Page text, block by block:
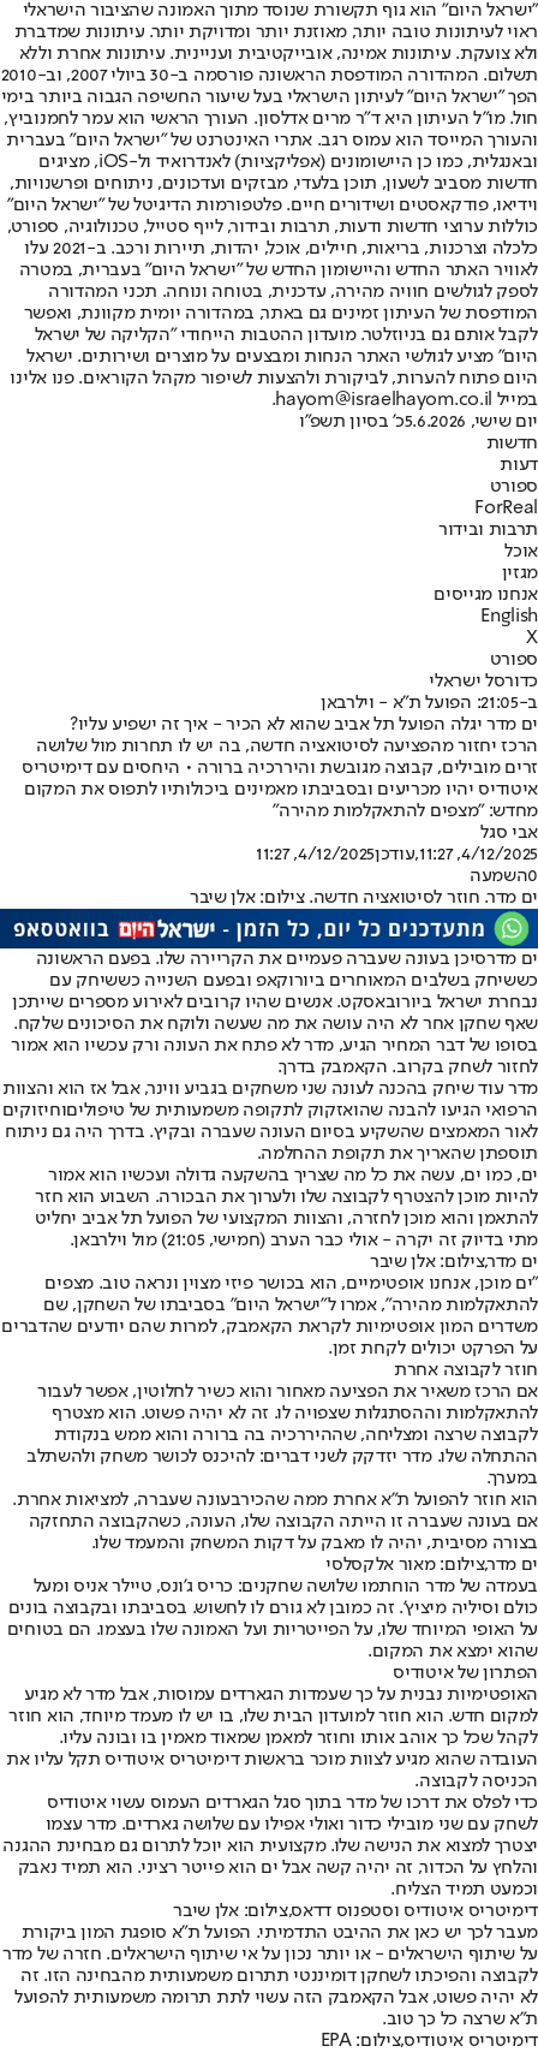
"ישראל היום" הוא גוף תקשורת שנוסד מתוך האמונה שהציבור הישראלי
ראוי לעיתונות טובה יותר, מאוזנת יותר ומדויקת יותר. עיתונות שמדברת
ולא צועקת. עיתונות אמינה, אובייקטיבית ועניינית. עיתונות אחרת וללא
תשלום. המהדורה המודפסת הראשונה פורסמה ב-30 ביולי 2007, וב-2010
הפך "ישראל היום" לעיתון הישראלי בעל שיעור החשיפה הגבוה ביותר בימי
חול. מו"ל העיתון היא ד"ר מרים אדלסון. העורך הראשי הוא עמר לחמנוביץ,
והעורך המייסד הוא עמוס רגב. אתרי האינטרנט של "ישראל היום" בעברית
ובאנגלית, כמו כן היישומונים (אפליקציות) לאנדרואיד ול-iOS, מציגים
חדשות מסביב לשעון, תוכן בלעדי, מבזקים ועדכונים, ניתוחים ופרשנויות,
וידיאו, פודקאסטים ושידורים חיים. פלטפורמות הדיגיטל של "ישראל היום"
כוללות ערוצי חדשות ודעות, תרבות ובידור, לייף סטייל, טכנולוגיה, ספורט,
כלכלה וצרכנות, בריאות, חיילים, אוכל, יהדות, תיירות ורכב. ב-2021 עלו
לאוויר האתר החדש והיישומון החדש של "ישראל היום" בעברית, במטרה
לספק לגולשים חוויה מהירה, עדכנית, בטוחה ונוחה. תכני המהדורה
המודפסת של העיתון זמינים גם באתר, במהדורה יומית מקוונת, ואפשר
לקבל אותם גם בניוזלטר. מועדון ההטבות הייחודי "הקליקה של ישראל
היום" מציע לגולשי האתר הנחות ומבצעים על מוצרים ושירותים. ישראל
היום פתוח להערות, לביקורת ולהצעות לשיפור מקהל הקוראים. פנו אלינו
במייל hayom@israelhayom.co.il.
יום שישי, 5.6.2026
כ' בסיון תשפ"ו
חדשות
דעות
ספורט
ForReal
תרבות ובידור
אוכל
מגזין
אנחנו מגייסים
English
X
ספורט
כדורסל ישראלי
ב-21:05: הפועל ת"א - וילרבאן
ים מדר יגלה הפועל תל אביב שהוא לא הכיר - איך זה ישפיע עליו?
הרכז יחזור מהפציעה לסיטואציה חדשה, בה יש לו תחרות מול שלושה
זרים מובילים, קבוצה מגובשת והיררכיה ברורה • היחסים עם דימיטריס
איטודיס יהיו מכריעים ובסביבתו מאמינים ביכולותיו לתפוס את המקום
מחדש: "מצפים להתאקלמות מהירה"
אבי סגל
4/12/2025, 11:27
,עודכן4/12/2025, 11:27
0השמעה
ים מדר. חוזר לסיטואציה חדשה. צילום: אלן שיבר
ים מדרסיכן בעונה שעברה פעמיים את הקריירה שלו. בפעם הראשונה
כששיחק בשלבים המאוחרים ביורוקאפ ובפעם השנייה כששיחק עם
נבחרת ישראל ביורובאסקט. אנשים שהיו קרובים לאירוע מספרים שייתכן
שאף שחקן אחר לא היה עושה את מה שעשה ולוקח את הסיכונים שלקח.
בסופו של דבר המחיר הגיע, מדר לא פתח את העונה ורק עכשיו הוא אמור
לחזור לשחק בקרוב. הקאמבק בדרך.
מדר עוד שיחק בהכנה לעונה שני משחקים בגביע ווינר, אבל אז הוא והצוות
הרפואי הגיעו להבנה שהואזקוק לתקופה משמעותית של טיפוליםוחיזוקים
לאור המאמצים שהשקיע בסיום העונה שעברה ובקיץ. בדרך היה גם ניתוח
תוספתן שהאריך את תקופת ההחלמה.
ים, כמו ים, עשה את כל מה שצריך בהשקעה גדולה ועכשיו הוא אמור
להיות מוכן להצטרף לקבוצה שלו ולערוך את הבכורה. השבוע הוא חזר
להתאמן והוא מוכן לחזרה, והצוות המקצועי של הפועל תל אביב יחליט
מתי בדיוק זה יקרה - אולי כבר הערב (חמישי, 21:05) מול וילרבאן.
ים מדר,צילום: אלן שיבר
"ים מוכן, אנחנו אופטימיים, הוא בכושר פיזי מצוין ונראה טוב. מצפים
להתאקלמות מהירה", אמרו ל"ישראל היום" בסביבתו של השחקן, שם
משדרים המון אופטימיות לקראת הקאמבק, למרות שהם יודעים שהדברים
על הפרקט יכולים לקחת זמן.
חוזר לקבוצה אחרת
אם הרכז משאיר את הפציעה מאחור והוא כשיר לחלוטין, אפשר לעבור
להתאקלמות וההסתגלות שצפויה לו. זה לא יהיה פשוט. הוא מצטרף
לקבוצה שרצה ומצליחה, שההיררכיה בה ברורה והוא ממש בנקודת
ההתחלה שלו. מדר יזדקק לשני דברים: להיכנס לכושר משחק ולהשתלב
במערך.
הוא חוזר להפועל ת"א אחרת ממה שהכירבעונה שעברה, למציאות אחרת.
אם בעונה שעברה זו הייתה הקבוצה שלו, העונה, כשהקבוצה התחזקה
בצורה מסיבית, יהיה לו מאבק על דקות המשחק והמעמד שלו.
ים מדר,צילום: מאור אלקסלסי
בעמדה של מדר הוחתמו שלושה שחקנים: כריס ג'ונס, טיילר אניס ומעל
כולם וסיליה מיציץ'. זה כמובן לא גורם לו לחשוש. בסביבתו ובקבוצה בונים
על האופי המיוחד שלו, על הפייטריות ועל האמונה שלו בעצמו. הם בטוחים
שהוא ימצא את המקום.
הפתרון של איטודיס
האופטימיות נבנית על כך שעמדות הגארדים עמוסות, אבל מדר לא מגיע
למקום חדש. הוא חוזר למועדון הבית שלו, בו יש לו מעמד מיוחד, הוא חוזר
לקהל שכל כך אוהב אותו וחוזר למאמן שמאוד מאמין בו ובונה עליו.
העובדה שהוא מגיע לצוות מוכר בראשות דימיטריס איטודיס תקל עליו את
הכניסה לקבוצה.
כדי לפלס את דרכו של מדר בתוך סגל הגארדים העמוס עשוי איטודיס
לשחק עם שני מובילי כדור ואולי אפילו עם שלושה גארדים. מדר עצמו
יצטרך למצוא את הנישה שלו. מקצועית הוא יוכל לתרום גם מבחינת ההגנה
והלחץ על הכדור, זה יהיה קשה אבל ים הוא פייטר רציני. הוא תמיד נאבק
וכמעט תמיד הצליח.
דימיטריס איטודיס וסטפנוס דדאס,צילום: אלן שיבר
מעבר לכך יש כאן את ההיבט התדמיתי. הפועל ת"א סופגת המון ביקורת
על שיתוף הישראלים - או יותר נכון על אי שיתוף הישראלים. חזרה של מדר
לקבוצה והפיכתו לשחקן דומיננטי תתרום משמעותית מהבחינה הזו. זה
לא יהיה פשוט, אבל הקאמבק הזה עשוי לתת תרומה משמעותית להפועל
ת"א שרצה כל כך טוב.
דימיטריס איטודיס,צילום: EPA